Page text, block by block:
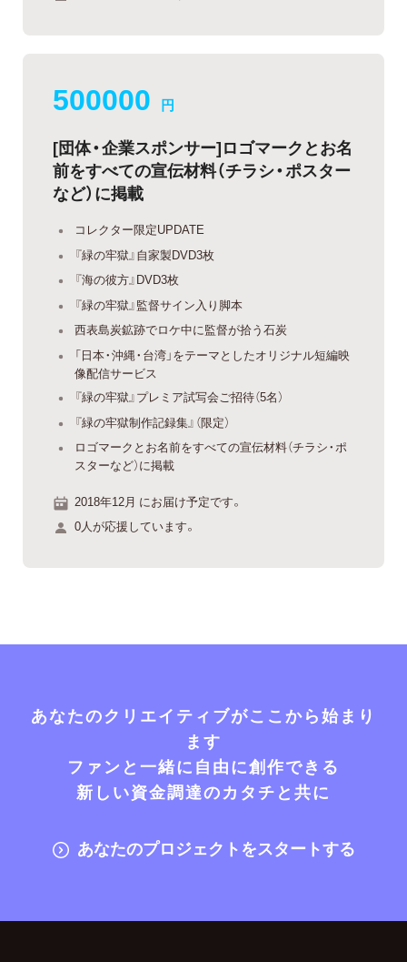
500000 円
[団体・企業スポンサー]ロゴマークとお名
前をすべての宣伝材料（チラシ・ポスター
など）に掲載
コレクター限定UPDATE
『緑の牢獄』自家製DVD3枚
『海の彼方』DVD3枚
『緑の牢獄』監督サイン入り脚本
西表島炭鉱跡でロケ中に監督が拾う石炭
「日本・沖縄・台湾」をテーマとしたオリジナル短編映
像配信サービス
『緑の牢獄』プレミア試写会ご招待（5名）
『緑の牢獄制作記録集』（限定）
ロゴマークとお名前をすべての宣伝材料（チラシ・ポ
スターなど）に掲載
2018年12月 にお届け予定です。
0人が応援しています。
あなたのクリエイティブがここから始まり
ます
ファンと一緒に自由に創作できる
新しい資金調達のカタチと共に
あなたのプロジェクトをスタートする